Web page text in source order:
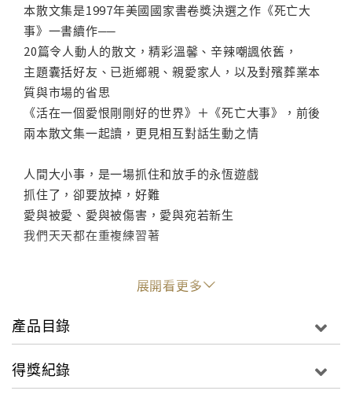
本散文集是1997年美國國家書卷獎決選之作《死亡大
事》一書續作──
20篇令人動人的散文，精彩溫馨、辛辣嘲諷依舊，
主題囊括好友、已逝鄉親、親愛家人，以及對殯葬業本
質與市場的省思
《活在一個愛恨剛剛好的世界》＋《死亡大事》，前後
兩本散文集一起讀，更見相互對話生動之情
人間大小事，是一場抓住和放手的永恆遊戲
抓住了，卻要放掉，好難
愛與被愛、愛與被傷害，愛與宛若新生
我們天天都在重複練習著
◎好讀書評交流網站（Goodreads），全球網友4.1顆星
推薦，感動評價近500則
◎亞馬遜網路書店，讀者4.3顆星推薦
「看到這本書的作者湯瑪斯‧林區，身兼禮儀師、詩人兩
感……真的，他以漂亮簡潔的文字，說著最誠摯的人間
展開看更多
產品目錄
得獎紀錄